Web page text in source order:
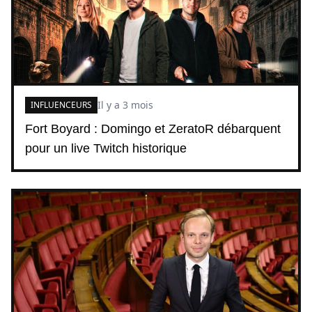
Fort Boyard : Domingo et ZeratoR débarquent
pour un live Twitch historique
INFLUENCEURS Il y a 3 mois